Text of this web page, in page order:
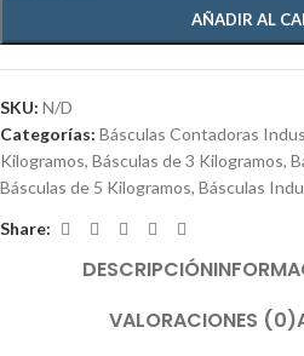
AÑADIR AL
SKU: N/D
Categorías: Básculas Contadoras
Kilogramos, Básculas de 3 Kilogramos,
Básculas de 5 Kilogramos, Básculas
Share:
DESCRIPCIÓN
VALORACIONES (0)